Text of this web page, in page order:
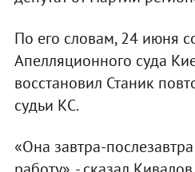
По его словам, 24 июня
Апелляционного суда
восстановил Станик
судьи КС.
«Она завтра-